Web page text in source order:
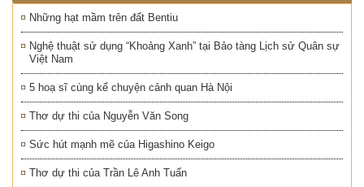
Những hạt mầm trên đất Bentiu
Nghệ thuật sử dụng “Khoảng Xanh” tại Bảo tàng Lịch sử Quân sự
Việt Nam
5 hoạ sĩ cùng kể chuyện cảnh quan Hà Nội
Thơ dự thi của Nguyễn Văn Song
Sức hút mạnh mẽ của Higashino Keigo
Thơ dự thi của Trần Lê Anh Tuấn